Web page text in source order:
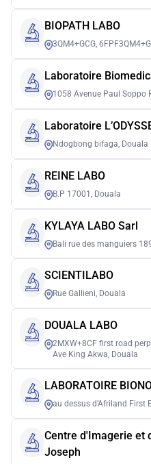
BIOPATH LABO
3QM4+GCG,
Laboratoire
1058 Avenue Paul Soppo
Laboratoire
Ndogbong bifaga, Douala
REINE LABO
B.P 17001, Douala
KYLAYA LABO Sarl
Bali rue des manguiers
SCIENTILABO
Rue Gallieni, Douala
DOUALA LABO
2MXW+8CF first road
Ave King Akwa, Douala
LABORATOIRE
au dessus d’Afriland First
Centre d'Imagerie et
Joseph